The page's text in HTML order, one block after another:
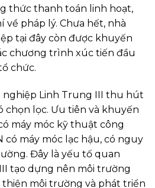
thức thanh toán linh hoạt,
về pháp lý. Chưa hết, nhà
tại đây còn được khuyến
chương trình xúc tiến đầu
chức.
nghiệp Linh Trung III thu hút
chọn lọc. Ưu tiên và khuyến
máy móc kỹ thuật công
có máy móc lạc hậu, có nguy
Đây là yếu tố quan
tạo dựng nên môi trường
môi trường và phát triển